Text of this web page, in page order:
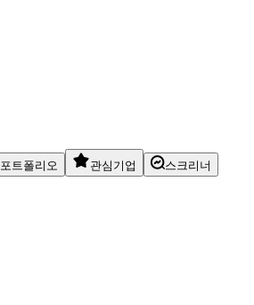
포트폴리오 관심기업
스크리너